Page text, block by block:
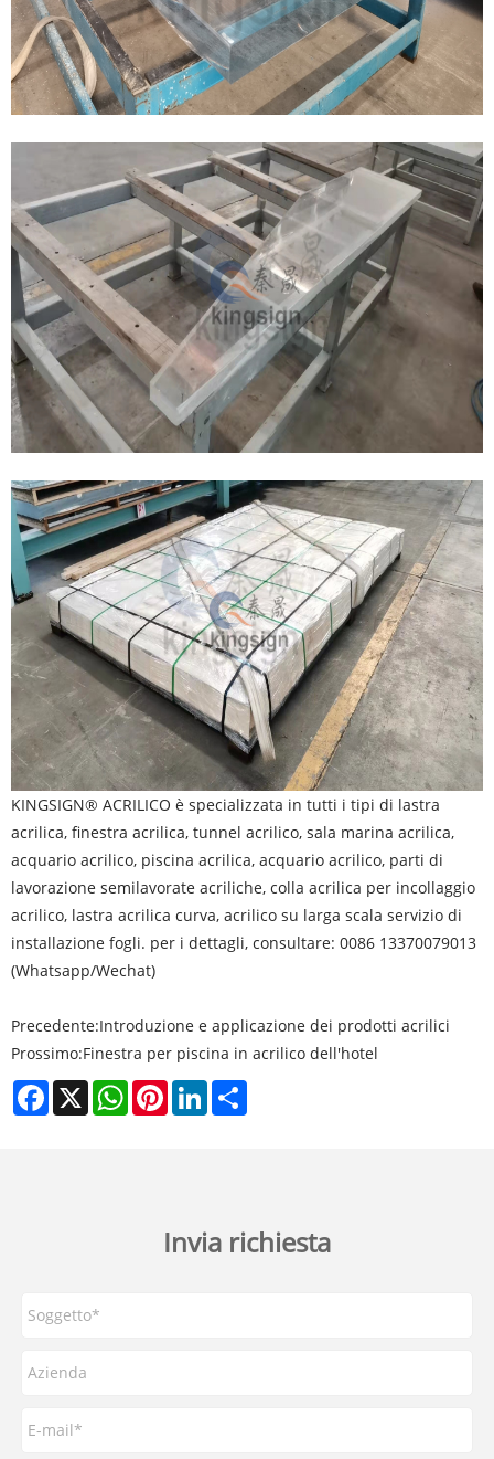
KINGSIGN® ACRILICO è specializzata in tutti i tipi di lastra
acrilica, finestra acrilica, tunnel acrilico, sala marina acrilica,
acquario acrilico, piscina acrilica, acquario acrilico, parti di
lavorazione semilavorate acriliche, colla acrilica per incollaggio
acrilico, lastra acrilica curva, acrilico su larga scala servizio di
installazione fogli. per i dettagli, consultare: 0086 13370079013
(Whatsapp/Wechat)
Precedente:Introduzione e applicazione dei prodotti acrilici
Prossimo:Finestra per piscina in acrilico dell'hotel
Facebook
X WhatsAppPinterestLinkedIn
Invia richiesta